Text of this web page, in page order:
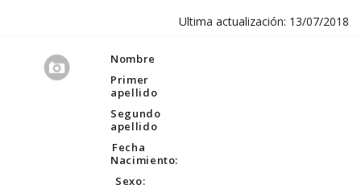
Ultima actualización: 13/07/2018
Nombre
Primer
apellido
Segundo
apellido
Fecha
Nacimiento:
Sexo: